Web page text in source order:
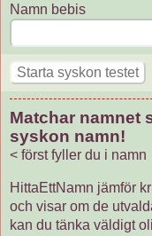
Namn bebis
Matchar namnet
syskon namn!
< först fyller du i namn
HittaEttNamn jämför
och visar om de
kan du tänka väldigt